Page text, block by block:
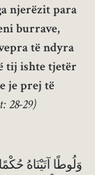
njerëzit para
burrave,
të ndyra
tij ishte tjetër
je prej të
28-29)
وَلُوطًا آتَيْنَاهُ